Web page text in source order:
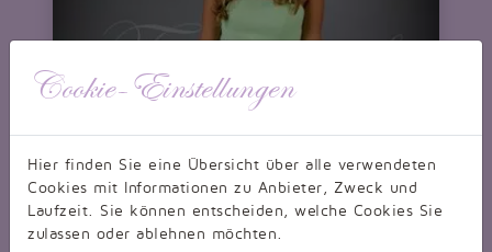
Cookie-Einstellungen
Hier finden Sie eine Übersicht über alle verwendeten
Cookies mit Informationen zu Anbieter, Zweck und
Laufzeit. Sie können entscheiden, welche Cookies Sie
zulassen oder ablehnen möchten.